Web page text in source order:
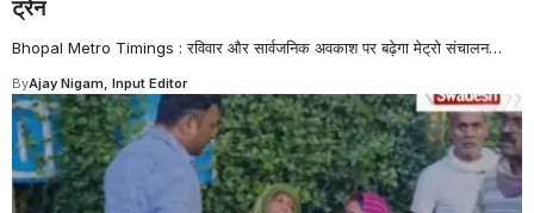
ट्रेन
Bhopal Metro Timings : रविवार और सार्वजनिक अवकाश पर बढ़ेगा मेट्रो संचालन…
ByAjay Nigam, Input Editor